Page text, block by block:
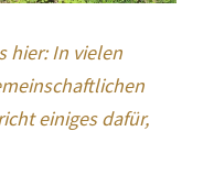
hier: In vielen
einiges dafür,